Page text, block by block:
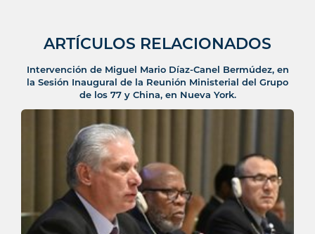
ARTÍCULOS RELACIONADOS
Intervención de Miguel Mario Díaz-Canel Bermúdez, en
la Sesión Inaugural de la Reunión Ministerial del Grupo
de los 77 y China, en Nueva York.